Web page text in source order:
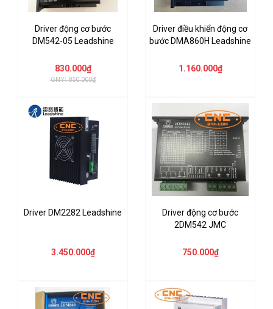
Driver động cơ bước
DM542-05 Leadshine
830.000₫
GNY: 850.000₫
Driver điều khiển động cơ
bước DMA860H Leadshine
1.160.000₫
Driver DM2282 Leadshine
3.450.000₫
Driver động cơ bước
2DM542 JMC
750.000₫